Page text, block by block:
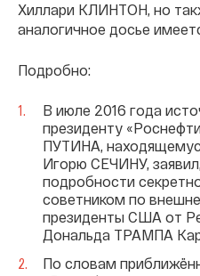
Хиллари КЛИНТОН, но
аналогичное досье
Подробно:
В июле 2016 года
президенту
ПУТИНА,
Игорю СЕЧИНУ,
подробности
советником по
президенты США от
Дональда ТРАМПА
По словам